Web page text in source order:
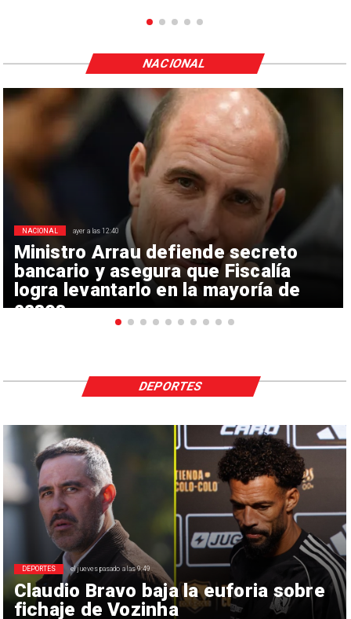
Ministro Arrau defiende secreto
bancario y asegura que Fiscalía
logra levantarlo en la mayoría de
casos
NACIONAL ayer a las 12:40
NACIONAL
Claudio Bravo baja la euforia sobre
fichaje de Vozinha
DEPORTES el jueves pasado a las 9:49
DEPORTES